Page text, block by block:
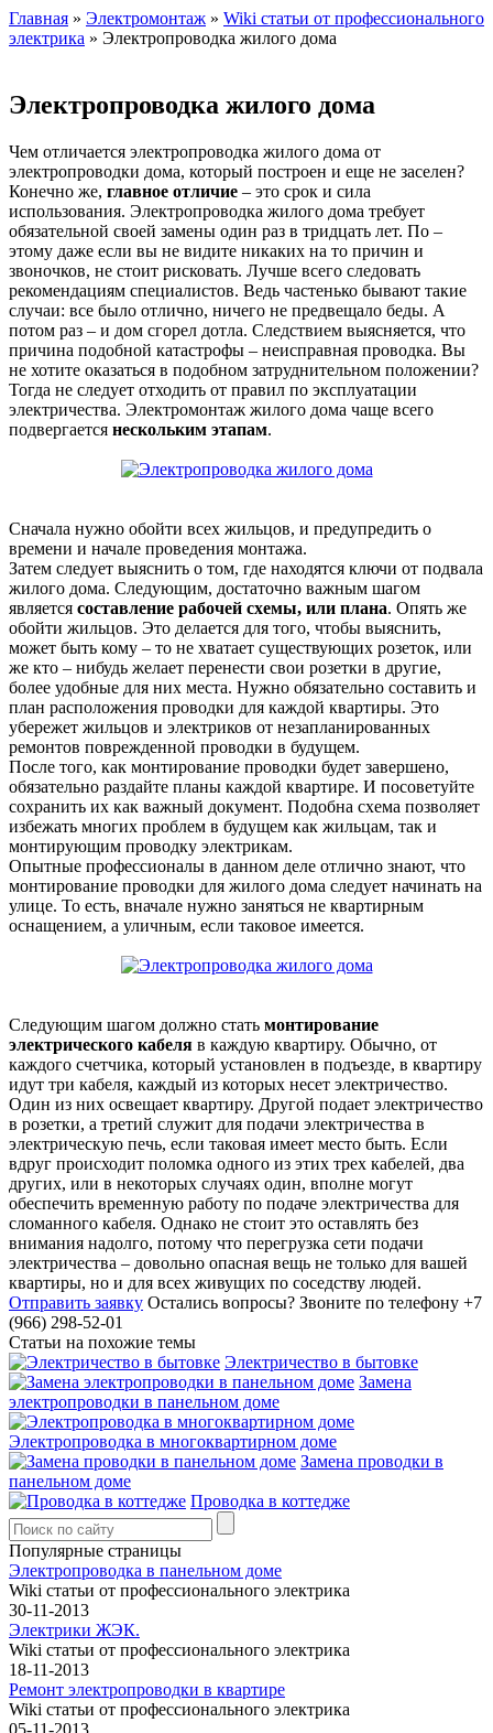
Главная » Электромонтаж » Wiki статьи от профессионального
электрика » Электропроводка жилого дома
Электропроводка жилого дома
Чем отличается электропроводка жилого дома от
электропроводки дома, который построен и еще не заселен?
Конечно же, главное отличие – это срок и сила
использования. Электропроводка жилого дома требует
обязательной своей замены один раз в тридцать лет. По –
этому даже если вы не видите никаких на то причин и
звоночков, не стоит рисковать. Лучше всего следовать
рекомендациям специалистов. Ведь частенько бывают такие
случаи: все было отлично, ничего не предвещало беды. А
потом раз – и дом сгорел дотла. Следствием выясняется, что
причина подобной катастрофы – неисправная проводка. Вы
не хотите оказаться в подобном затруднительном положении?
Тогда не следует отходить от правил по эксплуатации
электричества. Электромонтаж жилого дома чаще всего
подвергается нескольким этапам.
Сначала нужно обойти всех жильцов, и предупредить о
времени и начале проведения монтажа.
Затем следует выяснить о том, где находятся ключи от подвала
жилого дома. Следующим, достаточно важным шагом
является составление рабочей схемы, или плана. Опять же
обойти жильцов. Это делается для того, чтобы выяснить,
может быть кому – то не хватает существующих розеток, или
же кто – нибудь желает перенести свои розетки в другие,
более удобные для них места. Нужно обязательно составить и
план расположения проводки для каждой квартиры. Это
убережет жильцов и электриков от незапланированных
ремонтов поврежденной проводки в будущем.
После того, как монтирование проводки будет завершено,
обязательно раздайте планы каждой квартире. И посоветуйте
сохранить их как важный документ. Подобна схема позволяет
избежать многих проблем в будущем как жильцам, так и
монтирующим проводку электрикам.
Опытные профессионалы в данном деле отлично знают, что
монтирование проводки для жилого дома следует начинать на
улице. То есть, вначале нужно заняться не квартирным
оснащением, а уличным, если таковое имеется.
Следующим шагом должно стать монтирование
электрического кабеля в каждую квартиру. Обычно, от
каждого счетчика, который установлен в подъезде, в квартиру
идут три кабеля, каждый из которых несет электричество.
Один из них освещает квартиру. Другой подает электричество
в розетки, а третий служит для подачи электричества в
электрическую печь, если таковая имеет место быть. Если
вдруг происходит поломка одного из этих трех кабелей, два
других, или в некоторых случаях один, вполне могут
обеспечить временную работу по подаче электричества для
сломанного кабеля. Однако не стоит это оставлять без
внимания надолго, потому что перегрузка сети подачи
электричества – довольно опасная вещь не только для вашей
квартиры, но и для всех живущих по соседству людей.
Отправить заявку Остались вопросы? Звоните по телефону +7
(966) 298-52-01
Статьи на похожие темы
Электричество в бытовке
Замена
электропроводки в панельном доме
Электропроводка в многоквартирном доме
Замена проводки в
панельном доме
Проводка в коттедже
Популярные страницы
Электропроводка в панельном доме
Wiki статьи от профессионального электрика
30-11-2013
Электрики ЖЭК.
Wiki статьи от профессионального электрика
18-11-2013
Ремонт электропроводки в квартире
Wiki статьи от профессионального электрика
05-11-2013